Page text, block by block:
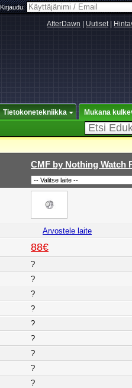
Kirjaudu:
AfterDawn Uutiset|
Tietokonetekniikka Mukana
CMF by Nothing Watch
Arvostele laite
88€
?
?
?
?
?
?
?
?
?